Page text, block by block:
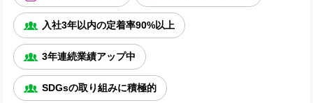
入社3年以内の定着率90%以上
3年連続業績アップ中
SDGsの取り組みに積極的